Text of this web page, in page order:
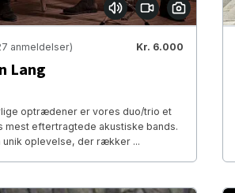
anmeldelser) Kr. 6.000
Lang
optrædener er vores duo/trio et
mest eftertragtede akustiske bands.
unik oplevelse, der rækker ...